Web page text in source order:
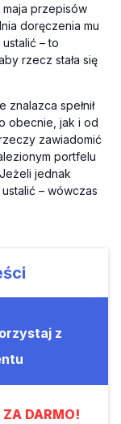
przepisów
doręczenia mu
– to
rzecz stała się
spełnił
obecnie, jak i od
zawiadomić
portfelu
jednak
– wówczas
z
ZA DARMO!